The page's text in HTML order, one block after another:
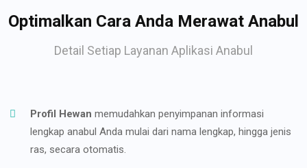
Optimalkan Cara Anda Merawat Anabul
Detail Setiap Layanan Aplikasi Anabul
Profil Hewan memudahkan penyimpanan informasi
lengkap anabul Anda mulai dari nama lengkap, hingga jenis
ras, secara otomatis.